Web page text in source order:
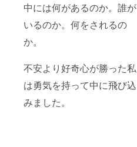
中には何があるのか。誰が
いるのか。何をされるの
か。
不安より好奇心が勝った私
は勇気を持って中に飛び込
みました。